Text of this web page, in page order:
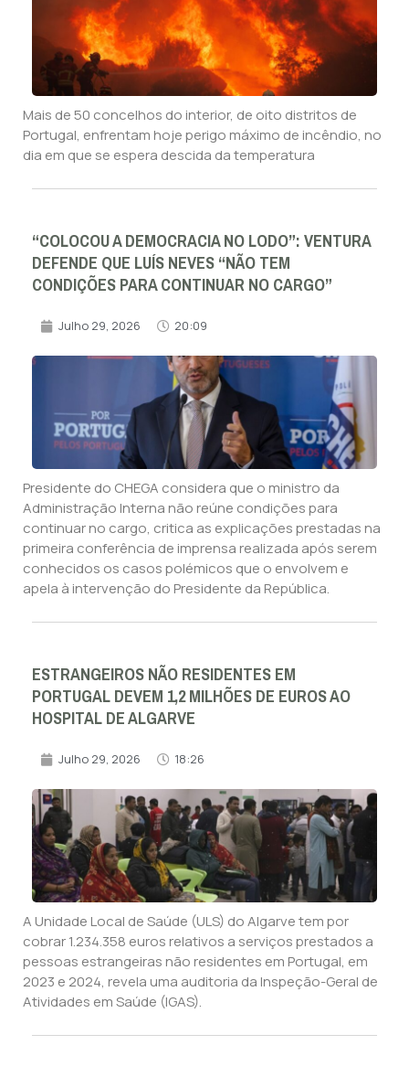
Mais de 50 concelhos do interior, de oito distritos de
Portugal, enfrentam hoje perigo máximo de incêndio, no
dia em que se espera descida da temperatura
“COLOCOU A DEMOCRACIA NO LODO”: VENTURA
DEFENDE QUE LUÍS NEVES “NÃO TEM
CONDIÇÕES PARA CONTINUAR NO CARGO”
Julho 29, 2026 20:09
Presidente do CHEGA considera que o ministro da
Administração Interna não reúne condições para
continuar no cargo, critica as explicações prestadas na
primeira conferência de imprensa realizada após serem
conhecidos os casos polémicos que o envolvem e
apela à intervenção do Presidente da República.
ESTRANGEIROS NÃO RESIDENTES EM
PORTUGAL DEVEM 1,2 MILHÕES DE EUROS AO
HOSPITAL DE ALGARVE
Julho 29, 2026 18:26
A Unidade Local de Saúde (ULS) do Algarve tem por
cobrar 1.234.358 euros relativos a serviços prestados a
pessoas estrangeiras não residentes em Portugal, em
2023 e 2024, revela uma auditoria da Inspeção-Geral de
Atividades em Saúde (IGAS).